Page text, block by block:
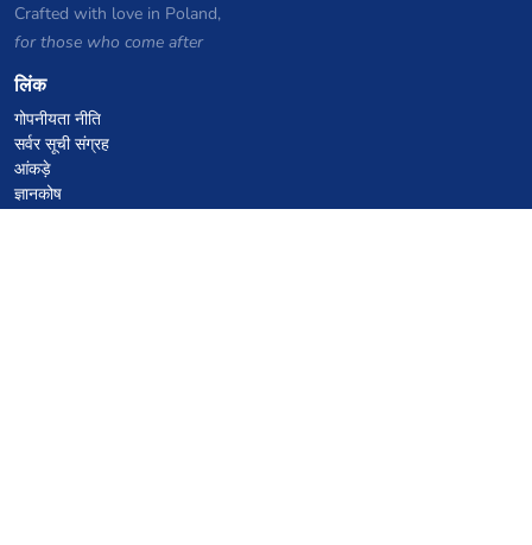
Crafted with love in Poland,
for those who come after
लिंक
गोपनीयता नीति
सर्वर सूची संग्रह
आंकड़े
ज्ञानकोष